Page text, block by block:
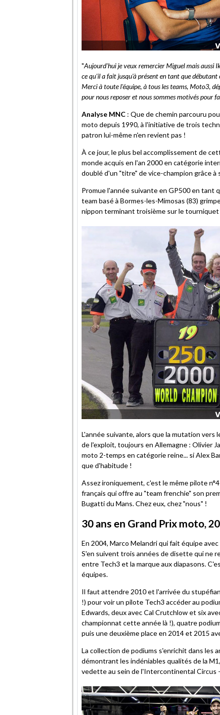
"Aujourd'hui je veux remercier Miguel mais aussi
ce qu'il a fait jusqu'à présent en tant que
Merci à toute l'équipe, à tous les teams, Moto3,
pour nous reposer et nous sommes motivés pour
Analyse MNC : Que de chemin parcouru
moto depuis 1990, à l'initiative de trois
patron lui-même n'en revient pas !
À ce jour, le plus bel accomplissement de
monde acquis en l'an 2000 en catégorie
doublé d'un "titre" de vice-champion grâce à
Promue l'année suivante en GP500 en tant
team basé à Bormes-les-Mimosas (83)
nippon terminant troisième sur le tourniquet
L'année suivante, alors que la mutation
de l'exploit, toujours en Allemagne : Olivier
moto 2-temps en catégorie reine... si Alex
que d'habitude !
Assez ironiquement, c'est le même pilote
français qui offre au "team frenchie" son
Bugatti du Mans. Chez eux, chez "nous" !
30 ans en Grand Prix moto,
En 2004, Marco Melandri qui fait équipe
S'en suivent trois années de disette qui ne
entre Tech3 et la marque aux diapasons.
équipes.
Il faut attendre 2010 et l'arrivée du
!) pour voir un pilote Tech3 accéder au
Edwards, deux avec Cal Crutchlow et six
championnat cette année là !), quatre
puis une deuxième place en 2014 et 2015
La collection de podiums s'enrichit dans les
démontrant les indéniables qualités de la
vedette au sein de l'Intercontinental Circus